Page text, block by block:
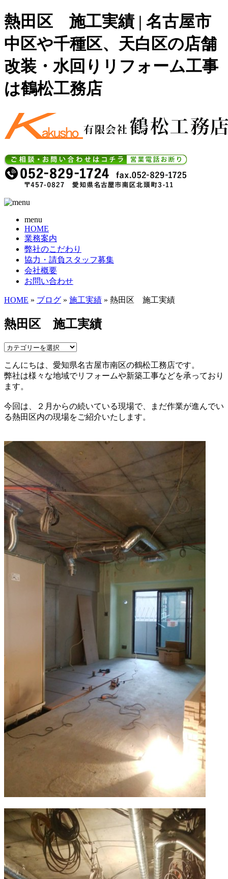
熱田区 施工実績 | 名古屋市
中区や千種区、天白区の店舗
改装・水回りリフォーム工事
は鶴松工務店
menu
HOME
業務案内
弊社のこだわり
協力・請負スタッフ募集
会社概要
お問い合わせ
HOME » ブログ » 施工実績 » 熱田区 施工実績
熱田区 施工実績
こんにちは、愛知県名古屋市南区の鶴松工務店です。
弊社は様々な地域でリフォームや新築工事などを承っており
ます。
今回は、２月からの続いている現場で、まだ作業が進んでい
る熱田区内の現場をご紹介いたします。